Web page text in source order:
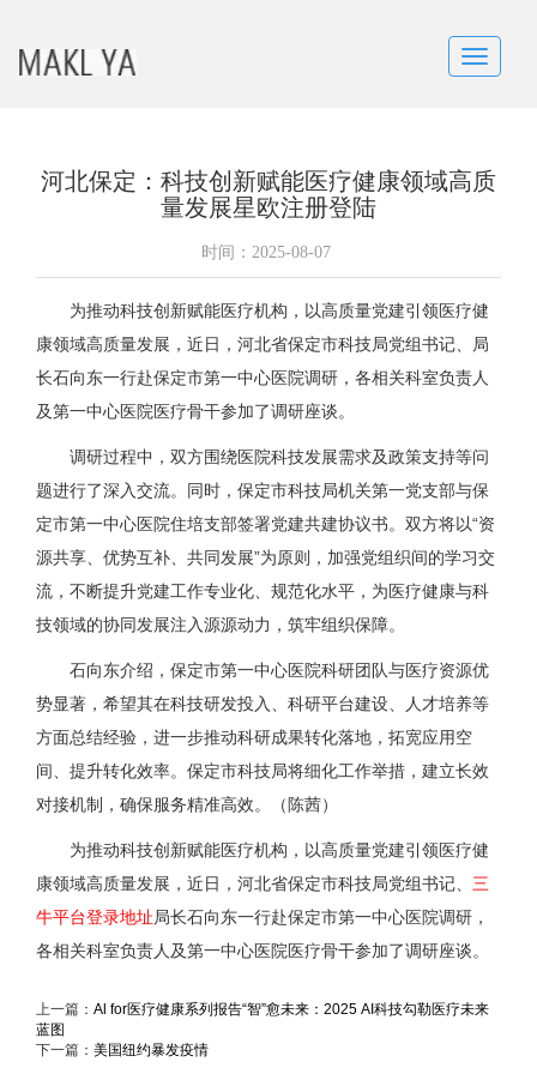
河北保定：科技创新赋能医疗健康领域高质
量发展星欧注册登陆
时间： 2025-08-07
为推动科技创新赋能医疗机构，以高质量党建引领医疗健
康领域高质量发展，近日，河北省保定市科技局党组书记、局
长石向东一行赴保定市第一中心医院调研，各相关科室负责人
及第一中心医院医疗骨干参加了调研座谈。
调研过程中，双方围绕医院科技发展需求及政策支持等问
题进行了深入交流。同时，保定市科技局机关第一党支部与保
定市第一中心医院住培支部签署党建共建协议书。双方将以“资
源共享、优势互补、共同发展”为原则，加强党组织间的学习交
流，不断提升党建工作专业化、规范化水平，为医疗健康与科
技领域的协同发展注入源源动力，筑牢组织保障。
石向东介绍，保定市第一中心医院科研团队与医疗资源优
势显著，希望其在科技研发投入、科研平台建设、人才培养等
方面总结经验，进一步推动科研成果转化落地，拓宽应用空
间、提升转化效率。保定市科技局将细化工作举措，建立长效
对接机制，确保服务精准高效。（陈茜）
为推动科技创新赋能医疗机构，以高质量党建引领医疗健
康领域高质量发展，近日，河北省保定市科技局党组书记、 三
牛平台登录地址局长石向东一行赴保定市第一中心医院调研，
各相关科室负责人及第一中心医院医疗骨干参加了调研座谈。
上一篇： Al for医疗健康系列报告“智”愈未来：2025 AI科技勾勒医疗未来
蓝图
下一篇： 美国纽约暴发疫情